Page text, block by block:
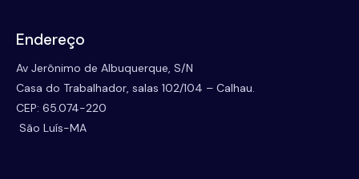
Endereço
Av Jerônimo de Albuquerque, S/N
Casa do Trabalhador, salas 102/104 – Calhau.
CEP: 65.074-220
São Luís-MA